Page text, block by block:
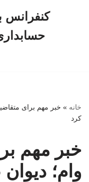
کنفرانس
خانه » خبر مهم برای
کرد
خبر مهم
وام؛